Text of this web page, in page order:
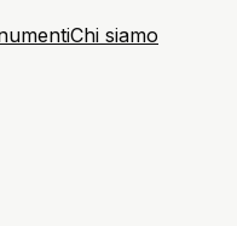
Chi siamo